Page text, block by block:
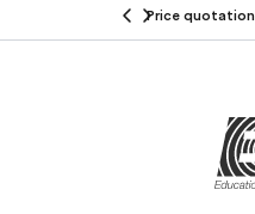
Price quotation